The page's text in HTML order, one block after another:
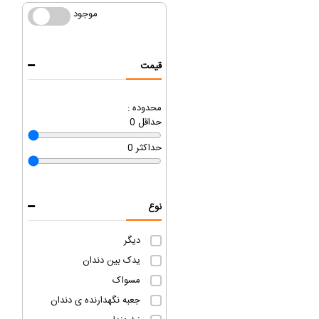
موجود موجود
قیمت
محدوده :
0 حداقل
0 حداکثر
نوع
دیگر
یدک بین دندان
مسواک
جعبه نگهدارنده ی دندان